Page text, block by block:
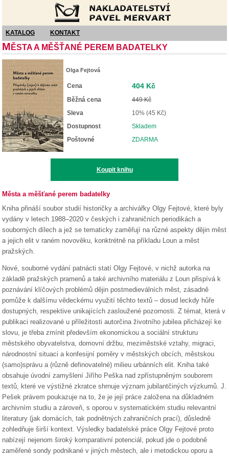
KATALOG KONTAKT
M ĚSTA A MĚŠŤANÉ PEREM BADATELKY
Olga Fejtová
Cena 404 Kč
Běžná cena
449 Kč
Sleva
10% (45 Kč)
Dostupnost
Skladem
Poštovné
ZDARMA
Koupit knihu
Města a měšťané perem badatelky
Kniha přináší soubor studií historičky a archivářky Olgy Fejtové, které byly
vydány v letech 1988–2020 v českých i zahraničních periodikách a
souborných dílech a jež se tematicky zaměřují na různé aspekty dějin měst
a jejich elit v raném novověku, konktrétně na příkladu Loun a měst
pražských.
Nové, souborné vydání patnácti statí Olgy Fejtové, v nichž autorka na
základě pražských pramenů a také archivního materiálu z Loun přispívá k
poznávání klíčových problémů dějin postmedieválních měst, zásadně
pomůže k dalšímu vědeckému využití těchto textů – dosud leckdy hůře
dostupných, respektive unikajících zasloužené pozornosti. Z témat, která v
publikaci realizované u příležitosti autorčina životního jubilea přicházejí ke
slovu, je třeba zmínit především ekonomickou a sociální strukturu
městského obyvatelstva, domovní držbu, meziměstské vztahy, migraci,
národnostní situaci a konfesijní poměry v městských obcích, městskou
(samo)správu a (různě definovatelné) milieu urbánních elit. Kniha také
obsahuje úvodní zamyšlení Jiřího Peška nad zpřístupněným souborem
textů, které ve výstižné zkratce shrnuje význam jubilantčiných výzkumů. J.
Pešek právem poukazuje na to, že je její práce založena na důkladném
archivním studiu a zároveň, s oporou v systematickém studiu relevantní
literatury (jak domácích, tak podnětných zahraničních prací), důsledně
zohledňuje širší kontext. Výsledky badatelské práce Olgy Fejtové proto
nabízejí nejenom široký komparativní potenciál, pokud jde o podobně
zaměřené sondy podnikané v jiných městech, ale i metodickou oporu a